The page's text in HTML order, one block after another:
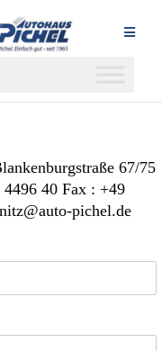
67/75
40 Fax : +49
pichel.de